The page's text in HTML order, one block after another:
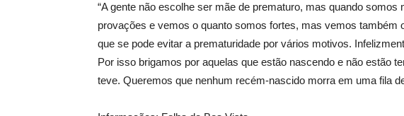
“A gente não escolhe ser mãe de prematuro, mas quando
provações e vemos o quanto somos fortes, mas vemos também
que se pode evitar a prematuridade por vários motivos.
Por isso brigamos por aquelas que estão nascendo e não estão
teve. Queremos que nenhum recém-nascido morra em uma fila